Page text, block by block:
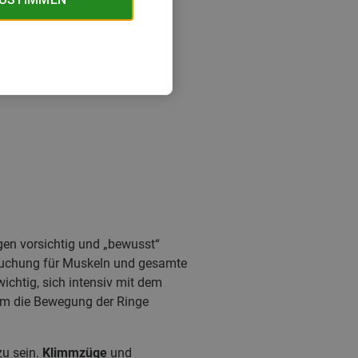
vorsichtig und „bewusst“
für Muskeln und gesamte
sich intensiv mit dem
die Bewegung der Ringe
sein. Klimmzüge und